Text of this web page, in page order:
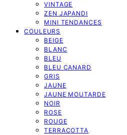
VINTAGE
ZEN JAPANDI
MINI TENDANCES
COULEURS
BEIGE
BLANC
BLEU
BLEU CANARD
GRIS
JAUNE
JAUNE MOUTARDE
NOIR
ROSE
ROUGE
TERRACOTTA